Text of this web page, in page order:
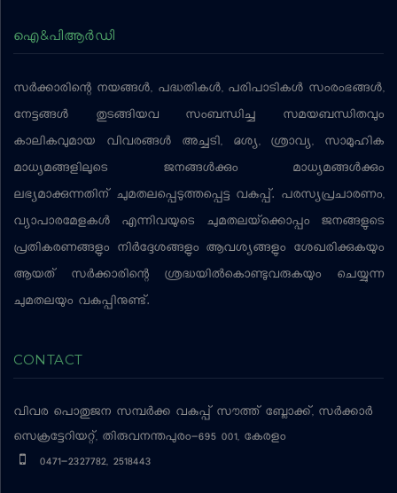
ഐ&പിആര്‍ഡി
സര്‍ക്കാരിന്റെ നയങ്ങള്‍, പദ്ധതികള്‍, പരിപാടികള്‍ സംരംഭങ്ങള്‍,
നേട്ടങ്ങള്‍ തുടങ്ങിയവ സംബന്ധിച്ച സമയബന്ധിതവും
കാലികവുമായ വിവരങ്ങള്‍ അച്ചടി, ദൃശ്യ, ശ്രാവ്യ, സാമൂഹിക
മാധ്യമങ്ങളിലൂടെ ജനങ്ങള്‍ക്കും മാധ്യമങ്ങള്‍ക്കും
ലഭ്യമാക്കുന്നതിന് ചുമതലപ്പെടുത്തപ്പെട്ട വകുപ്പ്. പരസ്യപ്രചാരണം,
വ്യാപാരമേളകള്‍ എന്നിവയുടെ ചുമതലയ്‌ക്കൊപ്പം ജനങ്ങളുടെ
പ്രതികരണങ്ങളും നിര്‍ദ്ദേശങ്ങളും ആവശ്യങ്ങളും ശേഖരിക്കുകയും
ആയത് സര്‍ക്കാരിന്റെ ശ്രദ്ധയില്‍കൊണ്ടുവരുകയും ചെയ്യുന്ന
ചുമതലയും വകുപ്പിനുണ്ട്.
CONTACT
വിവര പൊതുജന സമ്പര്‍ക്ക വകുപ്പ് സൗത്ത് ബ്ലോക്ക്, സര്‍ക്കാര്‍
സെക്രട്ടേറിയറ്റ്, തിരുവനന്തപുരം-695 001, കേരളം
0471-2327782, 2518443